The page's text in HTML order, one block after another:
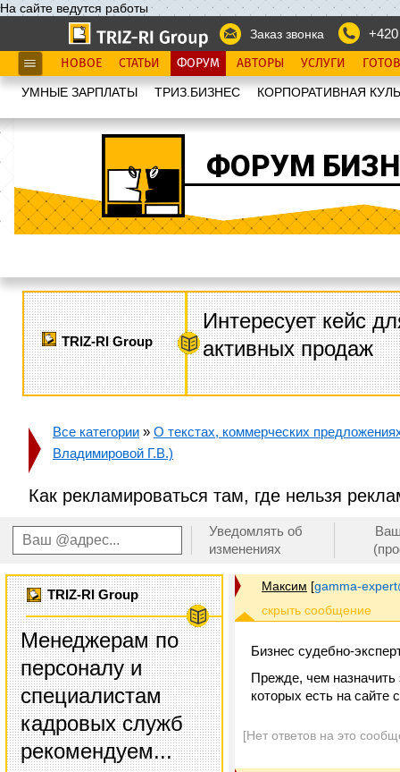
На сайте ведутся работы
Заказ звонка
НОВОЕ СТАТЬИ ФОРУМ АВТОРЫ УСЛУГИ
УМНЫЕ ЗАРПЛАТЫ ТРИЗ.БИЗНЕС КОРПОРАТИВНАЯ
ФОРУМ
TRIZ-RI Group
Интересует кейс
активных продаж
Все категории » О текстах, коммерческих
Владимировой Г.В.)
Как рекламироваться там, где нельзя
Уведомлять об
изменениях
TRIZ-RI Group
Менеджерам по
персоналу и
специалистам
кадровых служб
рекомендуем...
Максим [gamma-
Бизнес судебно-
Прежде, чем назначить
которых есть на сайте
[Нет ответов на это